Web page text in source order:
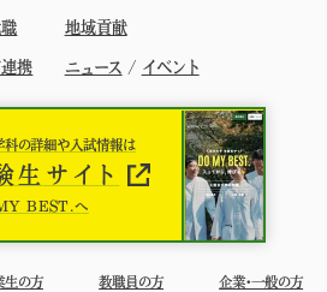
地域貢献
連携 ニュース / イベント
科の詳細や入試情報は
生サイト
BEST.へ
生の方 教職員の方 企業・一般の方